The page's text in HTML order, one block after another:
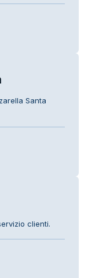
Santa
clienti.